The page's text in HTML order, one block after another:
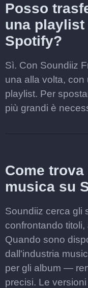
Posso
una playlist
Spotify?
Sì. Con Soundiiz
una alla volta,
playlist. Per
più grandi è
Come
musica su
Soundiiz cerca gli
confrontando
Quando sono
dall'industria
per gli album —
precisi. Le